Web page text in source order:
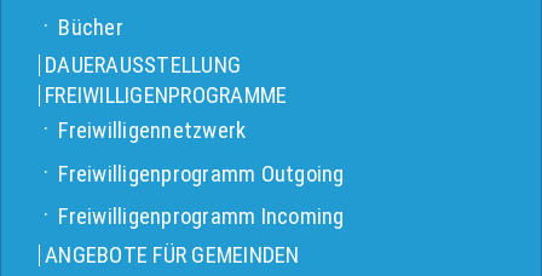
Bücher
DAUERAUSSTELLUNG
FREIWILLIGENPROGRAMME
Freiwilligennetzwerk
Freiwilligenprogramm Outgoing
Freiwilligenprogramm Incoming
ANGEBOTE FÜR GEMEINDEN